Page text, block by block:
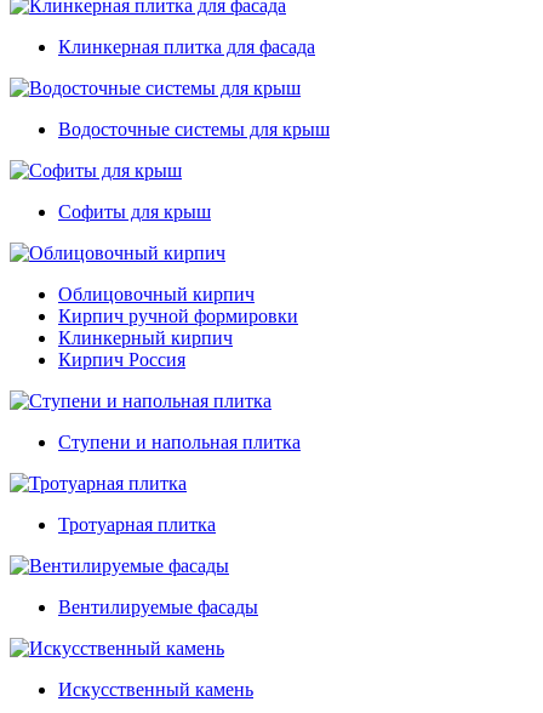
Клинкерная плитка для фасада
Водосточные системы для крыш
Софиты для крыш
Облицовочный кирпич
Кирпич ручной формировки
Клинкерный кирпич
Кирпич Россия
Ступени и напольная плитка
Тротуарная плитка
Вентилируемые фасады
Искусственный камень